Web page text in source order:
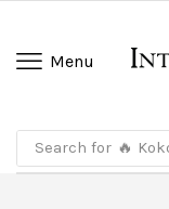
Menu
Search for 🔥